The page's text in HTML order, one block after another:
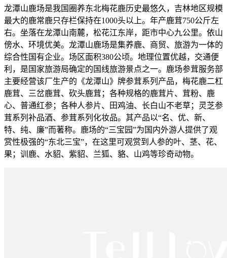
龙潭山鹿场是我国圈养东北梅花鹿历史最悠久，吉林地区规模
最大的鹿常鹿只存栏保持在1000头以上。年产鹿茸750公斤左
右。坐落在龙潭山南麓，松花江东岸，距市中心九公里。依山
傍水、环境优美。龙潭山鹿场是集养鹿、商贸、旅游为一体的
综合性国有企业。场区面积380公顷。地理位置优越，交通便
利，是国家旅游局确定的国线旅游景点之一。鹿场参茸服务部
主要经营该厂生产的《龙潭山》牌参茸系列产品，梅花鹿二杠
鹿茸、三岔鹿茸、砍头鹿茸；各种规格的鹿茸片、茸粉、鹿
心、普通红参；各种人参片、田鸡油、长白山不老草；灵芝参
茸系列补品酒、参茸系列化妆品。其产品以“名、优、新、
特、纯、廉”而著称。鹿场的“三宝园”为国内外游人提供了观
赏性极强的“东北三宝”，在这里可观赏到人参的叶、茎、花、
果；训鹿、水貂、紫貂、兰狐、貉、山鸡等珍奇动物。